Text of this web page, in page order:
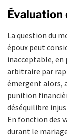
Évaluation
La question du
époux peut
inacceptable,
arbitraire par
émergent alors,
punition
déséquilibre
En fonction des
durant le